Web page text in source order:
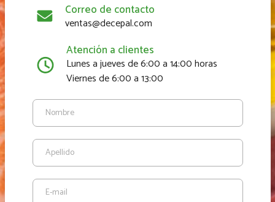
Correo de contacto
ventas@decepal.com
Atención a clientes
Lunes a jueves de 6:00 a 14:00 horas
Viernes de 6:00 a 13:00